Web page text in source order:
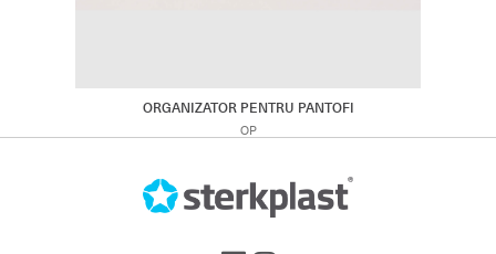
ORGANIZATOR PENTRU PANTOFI
OP